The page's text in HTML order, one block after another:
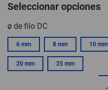
Seleccionar opciones
ø de filo DC
6 mm 8 mm 10 mm
20 mm 25 mm